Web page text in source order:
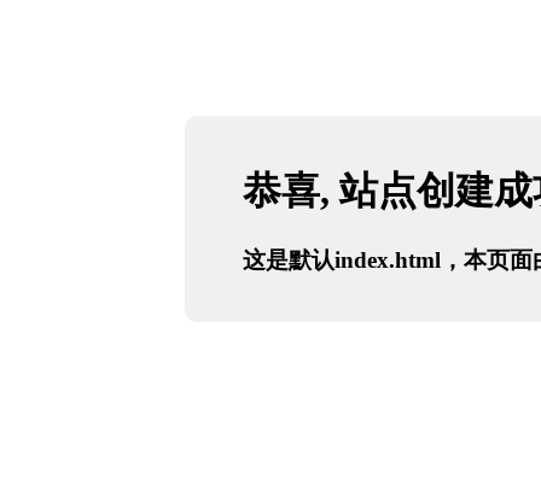
恭喜, 站点创建
这是默认index.html，本页面